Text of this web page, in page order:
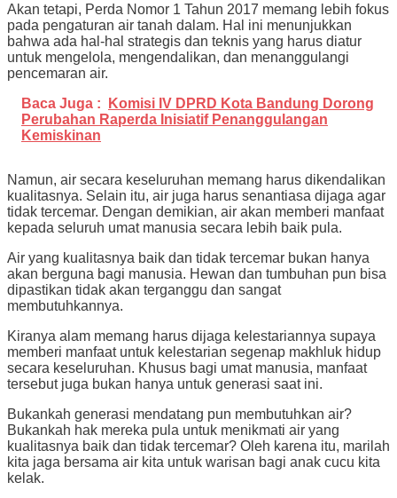
Akan tetapi, Perda Nomor 1 Tahun 2017 memang lebih fokus
pada pengaturan air tanah dalam. Hal ini menunjukkan
bahwa ada hal-hal strategis dan teknis yang harus diatur
untuk mengelola, mengendalikan, dan menanggulangi
pencemaran air.
Baca Juga :
Komisi IV DPRD Kota Bandung Dorong
Perubahan Raperda Inisiatif Penanggulangan
Kemiskinan
Namun, air secara keseluruhan memang harus dikendalikan
kualitasnya. Selain itu, air juga harus senantiasa dijaga agar
tidak tercemar. Dengan demikian, air akan memberi manfaat
kepada seluruh umat manusia secara lebih baik pula.
Air yang kualitasnya baik dan tidak tercemar bukan hanya
akan berguna bagi manusia. Hewan dan tumbuhan pun bisa
dipastikan tidak akan terganggu dan sangat
membutuhkannya.
Kiranya alam memang harus dijaga kelestariannya supaya
memberi manfaat untuk kelestarian segenap makhluk hidup
secara keseluruhan. Khusus bagi umat manusia, manfaat
tersebut juga bukan hanya untuk generasi saat ini.
Bukankah generasi mendatang pun membutuhkan air?
Bukankah hak mereka pula untuk menikmati air yang
kualitasnya baik dan tidak tercemar? Oleh karena itu, marilah
kita jaga bersama air kita untuk warisan bagi anak cucu kita
kelak.